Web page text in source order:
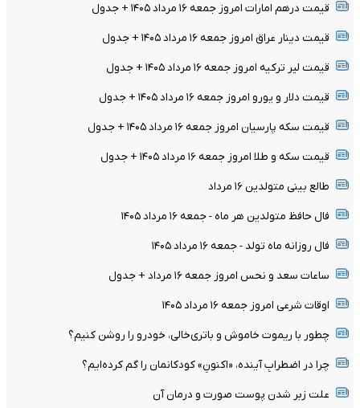
قیمت درهم امارات امروز جمعه ۱۶ مرداد ۱۴۰۵ + جدول
قیمت دینار عراق امروز جمعه ۱۶ مرداد ۱۴۰۵ + جدول
قیمت لیر ترکیه امروز جمعه ۱۶ مرداد ۱۴۰۵ + جدول
قیمت دلار و یورو امروز جمعه ۱۶ مرداد ۱۴۰۵ + جدول
قیمت سکه پارسیان امروز جمعه ۱۶ مرداد ۱۴۰۵ + جدول
قیمت سکه و طلا امروز جمعه ۱۶ مرداد ۱۴۰۵ + جدول
طالع بینی متولدین ۱۶ مرداد
فال حافظ متولدین هر ماه - جمعه ۱۶ مرداد ۱۴۰۵
فال روزانه ماه تولد - جمعه ۱۶ مرداد ۱۴۰۵
ساعات سعد و نحس امروز جمعه ۱۶ مرداد + جدول
اوقات شرعی امروز جمعه ۱۶ مرداد ۱۴۰۵
چطور با ریموت خاموش و باتری‌خالی، خودرو را روشن کنیم؟
چرا در اضطرابِ آینده، «اکنونِ» کودکانمان را گم کرده‌ایم؟
علت زبر شدن پوست صورت و درمان آن